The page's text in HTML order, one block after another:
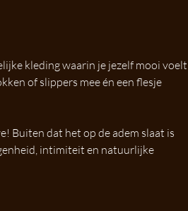
kleding waarin je jezelf mooi voelt
of slippers mee én een flesje
Buiten dat het op de adem slaat is
intimiteit en natuurlijke